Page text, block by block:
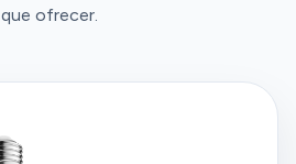
que ofrecer.